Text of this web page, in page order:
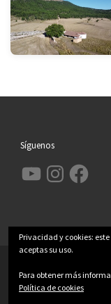
Síguenos
YouTube InstagramFacebook
Funciona con
Privacidad y cookies:
aceptas su uso.
Para obtener más
Política de cookies